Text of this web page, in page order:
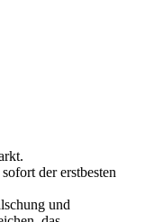
der erstbesten
und